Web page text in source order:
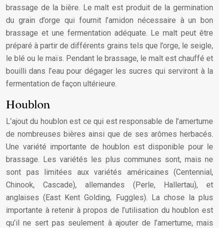
brassage de la bière. Le malt est produit de la germination
du grain d’orge qui fournit l’amidon nécessaire à un bon
brassage et une fermentation adéquate. Le malt peut être
préparé à partir de différents grains tels que l’orge, le seigle,
le blé ou le maïs. Pendant le brassage, le malt est chauffé et
bouilli dans l’eau pour dégager les sucres qui serviront à la
fermentation de façon ultérieure.
Houblon
L’ajout du houblon est ce qui est responsable de l’amertume
de nombreuses bières ainsi que de ses arômes herbacés.
Une variété importante de houblon est disponible pour le
brassage. Les variétés les plus communes sont, mais ne
sont pas limitées aux variétés américaines (Centennial,
Chinook, Cascade), allemandes (Perle, Hallertau), et
anglaises (East Kent Golding, Fuggles). La chose la plus
importante à retenir à propos de l’utilisation du houblon est
qu’il ne sert pas seulement à ajouter de l’amertume, mais